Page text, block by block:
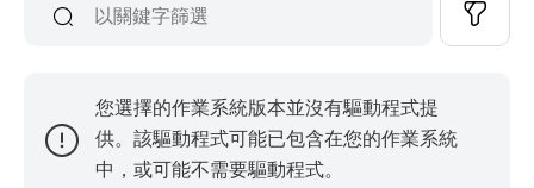
您選擇的作業系統版本並沒有驅動程式提
供。該驅動程式可能已包含在您的作業系統
中，或可能不需要驅動程式。